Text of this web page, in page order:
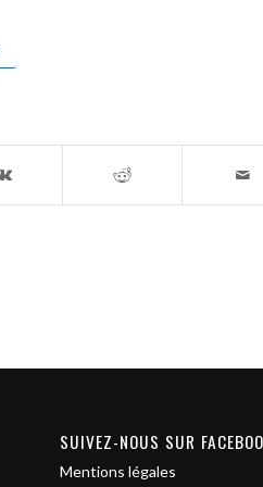
SUIVEZ-NOUS SUR
Mentions légales